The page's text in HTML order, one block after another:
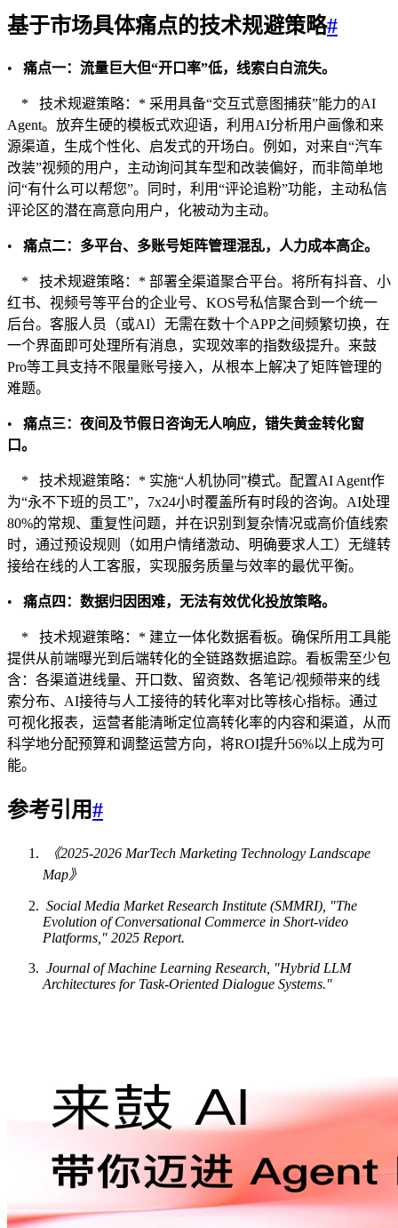
基于市场具体痛点的技术规避策略#
• 痛点一：流量巨大但“开口率”低，线索白白流失。
* 技术规避策略：* 采用具备“交互式意图捕获”能力的AI
Agent。放弃生硬的模板式欢迎语，利用AI分析用户画像和来
源渠道，生成个性化、启发式的开场白。例如，对来自“汽车
改装”视频的用户，主动询问其车型和改装偏好，而非简单地
问“有什么可以帮您”。同时，利用“评论追粉”功能，主动私信
评论区的潜在高意向用户，化被动为主动。
• 痛点二：多平台、多账号矩阵管理混乱，人力成本高企。
* 技术规避策略：* 部署全渠道聚合平台。将所有抖音、小
红书、视频号等平台的企业号、KOS号私信聚合到一个统一
后台。客服人员（或AI）无需在数十个APP之间频繁切换，在
一个界面即可处理所有消息，实现效率的指数级提升。来鼓
Pro等工具支持不限量账号接入，从根本上解决了矩阵管理的
难题。
• 痛点三：夜间及节假日咨询无人响应，错失黄金转化窗
口。
* 技术规避策略：* 实施“人机协同”模式。配置AI Agent作
为“永不下班的员工”，7x24小时覆盖所有时段的咨询。AI处理
80%的常规、重复性问题，并在识别到复杂情况或高价值线索
时，通过预设规则（如用户情绪激动、明确要求人工）无缝转
接给在线的人工客服，实现服务质量与效率的最优平衡。
• 痛点四：数据归因困难，无法有效优化投放策略。
* 技术规避策略：* 建立一体化数据看板。确保所用工具能
提供从前端曝光到后端转化的全链路数据追踪。看板需至少包
含：各渠道进线量、开口数、留资数、各笔记/视频带来的线
索分布、AI接待与人工接待的转化率对比等核心指标。通过
可视化报表，运营者能清晰定位高转化率的内容和渠道，从而
科学地分配预算和调整运营方向，将ROI提升56%以上成为可
能。
参考引用#
《2025-2026 MarTech Marketing Technology Landscape
Map》
Social Media Market Research Institute (SMMRI), "The
Evolution of Conversational Commerce in Short-video
Platforms," 2025 Report.
Journal of Machine Learning Research, "Hybrid LLM
Architectures for Task-Oriented Dialogue Systems."